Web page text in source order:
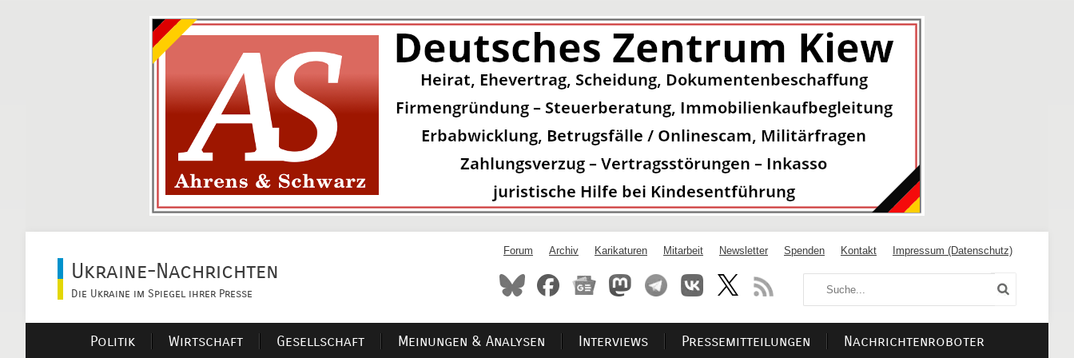
Ukraine-Nachrichten
Die Ukraine im Spiegel ihrer Presse
Forum Archiv Karikaturen Mitarbeit Newsletter Spenden Kontakt Impressum (Datenschutz)
Politik Wirtschaft Gesellschaft Meinungen & Analysen Interviews Pressemitteilungen Nachrichtenroboter